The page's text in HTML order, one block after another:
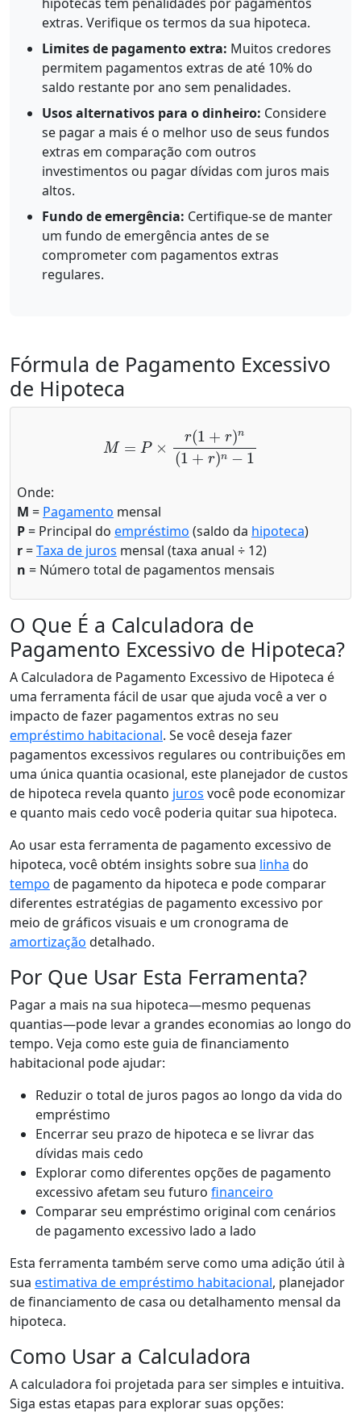
extras. Verifique os termos da sua hipoteca.
Limites de pagamento extra: Muitos credores
permitem pagamentos extras de até 10% do
saldo restante por ano sem penalidades.
Usos alternativos para o dinheiro: Considere
se pagar a mais é o melhor uso de seus fundos
extras em comparação com outros
investimentos ou pagar dívidas com juros mais
altos.
Fundo de emergência: Certifique-se de manter
um fundo de emergência antes de se
comprometer com pagamentos extras
regulares.
Fórmula de Pagamento Excessivo
de Hipoteca
)n(1 + )n−
Onde:
M = Pagamento mensal
P= Principal do empréstimo (saldo da hipoteca)
r=Taxa de juros mensal (taxa anual ÷ 12)
n = Número total de pagamentos mensais
O Que É a Calculadora de
Pagamento Excessivo de Hipoteca?
A Calculadora de Pagamento Excessivo de Hipoteca é
uma ferramenta fácil de usar que ajuda você a ver o
impacto de fazer pagamentos extras no seu
empréstimo habitacional. Se você deseja fazer
pagamentos excessivos regulares ou contribuições em
uma única quantia ocasional, este planejador de custos
de hipoteca revela quanto juros você pode economizar
e quanto mais cedo você poderia quitar sua hipoteca.
Ao usar esta ferramenta de pagamento excessivo de
hipoteca, você obtém insights sobre sua linha do
tempo de pagamento da hipoteca e pode comparar
diferentes estratégias de pagamento excessivo por
meio de gráficos visuais e um cronograma de
amortização detalhado.
Por Que Usar Esta Ferramenta?
Pagar a mais na sua hipoteca—mesmo pequenas
quantias—pode levar a grandes economias ao longo do
tempo. Veja como este guia de financiamento
habitacional pode ajudar:
Reduzir o total de juros pagos ao longo da vida do
empréstimo
Encerrar seu prazo de hipoteca e se livrar das
dívidas mais cedo
Explorar como diferentes opções de pagamento
excessivo afetam seu futuro financeiro
Comparar seu empréstimo original com cenários
de pagamento excessivo lado a lado
Esta ferramenta também serve como uma adição útil à
sua estimativa de empréstimo habitacional, planejador
de financiamento de casa ou detalhamento mensal da
hipoteca.
Como Usar a Calculadora
A calculadora foi projetada para ser simples e intuitiva.
Siga estas etapas para explorar suas opções: